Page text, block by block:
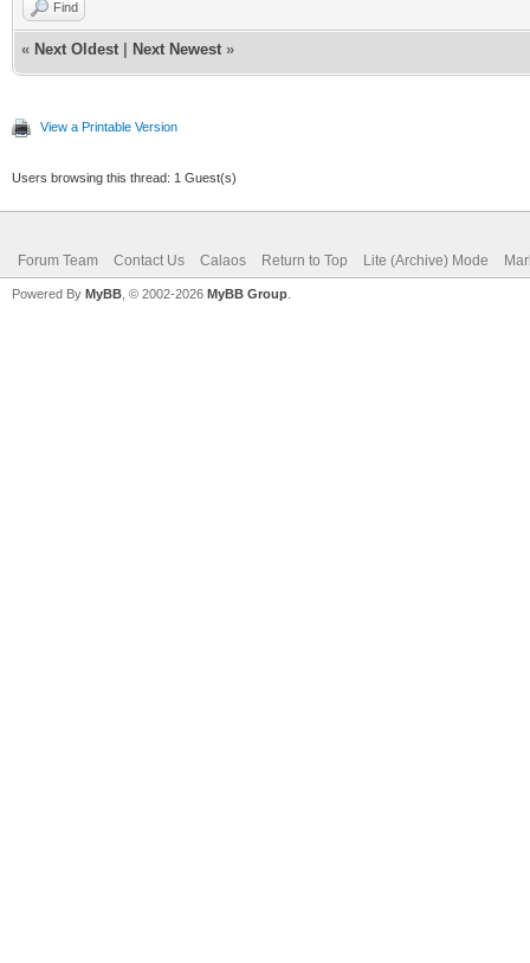
Find
« Next Oldest Next Newest »
View a Printable Version
Users browsing this thread: 1 Guest(s)
Forum Team Contact Us Calaos Return to Top Lite (Archive) Mode
Powered By MyBB , © 2002-2026 MyBB Group